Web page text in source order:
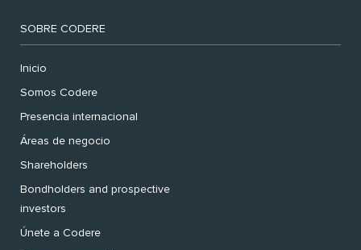
SOBRE CODERE
Inicio
Somos Codere
Presencia internacional
Áreas de negocio
Shareholders
Bondholders and prospective
investors
Únete a Codere